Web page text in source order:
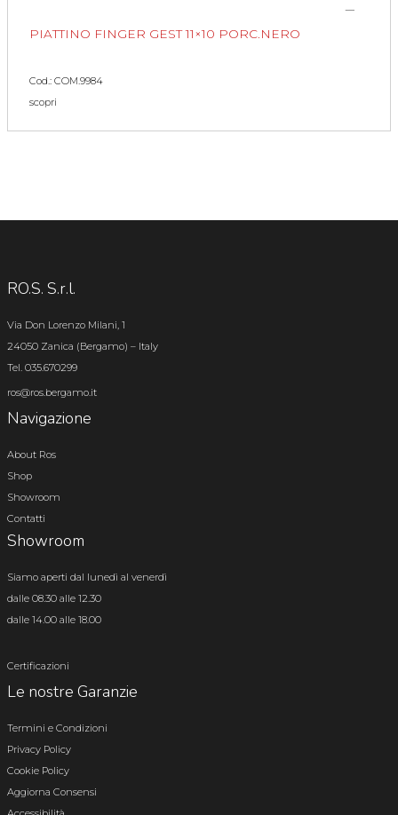
PIATTINO FINGER GEST 11×10 PORC.NERO
Cod.: COM.9984
scopri
RO.S. S.r.l.
Via Don Lorenzo Milani, 1
24050 Zanica (Bergamo) – Italy
Tel. 035.670299
ros@ros.bergamo.it
Navigazione
About Ros
Shop
Showroom
Contatti
Showroom
Siamo aperti dal lunedì al venerdì
dalle 08.30 alle 12.30
dalle 14.00 alle 18.00
Certificazioni
Le nostre Garanzie
Termini e Condizioni
Privacy Policy
Cookie Policy
Aggiorna Consensi